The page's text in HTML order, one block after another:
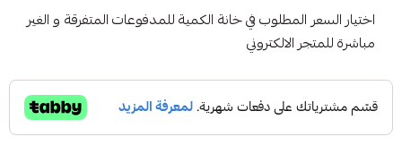
اختيار السعر المطلوب في خانة الكمية للمدفوعات المتفرقة و الغير
مباشرة للمتجر الالكتروني